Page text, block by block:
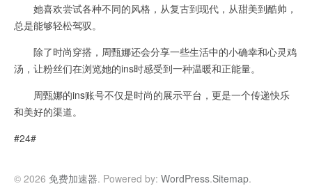
她喜欢尝试各种不同的风格，从复古到现代，从甜美到酷帅，
总是能够轻松驾驭。
除了时尚穿搭，周甄娜还会分享一些生活中的小确幸和心灵鸡
汤，让粉丝们在浏览她的ins时感受到一种温暖和正能量。
周甄娜的ins账号不仅是时尚的展示平台，更是一个传递快乐
和美好的渠道。
#24#
© 2026 免费加速器. Powered by: WordPress.Sitemap.